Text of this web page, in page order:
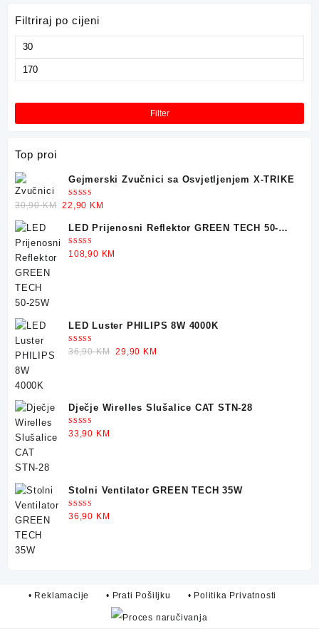
Filtriraj po cijeni
Minimalna
Maksimalna
Filter
Top proi
Gejmerski Zvučnici sa Osvjetljenjem X-TRIKE
Ocjenjeno
5.00 od 5
30,90KM Original
was:
30,90 KM.
22,90 KM
is:
22,90 KM.
LED Prijenosni Reflektor GREEN TECH 50-
25W
Ocjenjeno
5.00od 5
108,90 KM
LED Luster PHILIPS 8W 4000K
Ocjenjeno
5.00od 5
36,90KM Original
29,90 KM
Dječje Wirelles Slušalice CAT STN-28
Ocjenjeno
5.00od 5
33,90 KM
Stolni Ventilator GREEN TECH 35W
Ocjenjeno
5.00od 5
36,90 KM
• Reklamacije • Prati Pošiljku • Politika Privatnosti